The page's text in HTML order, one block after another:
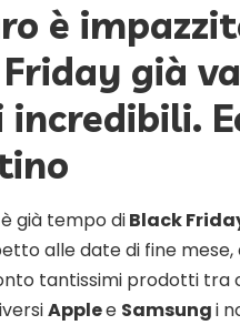
è
già
incredibili.
è già tempo diBlack
alle date di fine mese,
tantissimi prodotti tra
Applee Samsungi